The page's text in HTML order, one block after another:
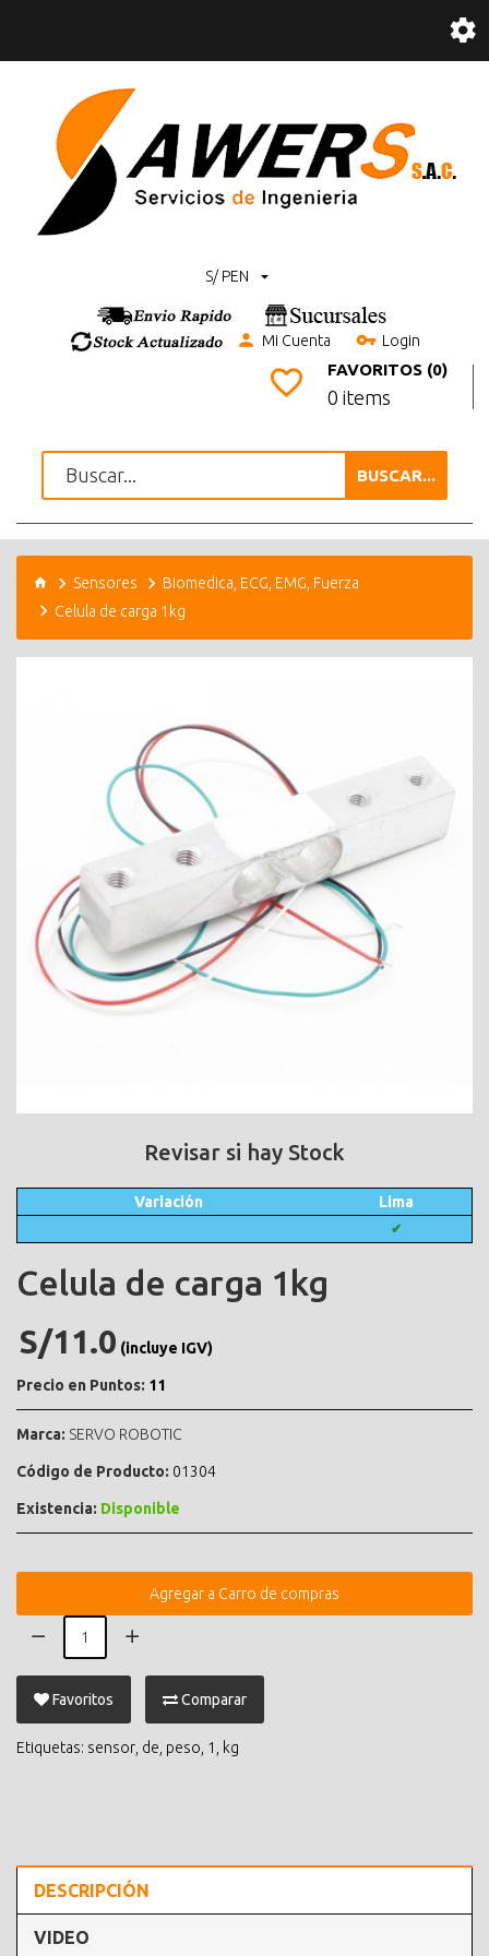
S/ PEN
Mi Cuenta Login
FAVORITOS (0)
0 items
BUSCAR...
Sensores
Biomedica, ECG, EMG, Fuerza
Celula de carga 1kg
Revisar si hay Stock
Variación Lima
✔
Celula de carga 1kg
S/11.0 (incluye IGV)
Precio en Puntos: 11
Marca: SERVO ROBOTIC
Código de Producto: 01304
Existencia: Disponible
Agregar a Carro de compras
Favoritos Comparar
Etiquetas: sensor de peso 1 kg
DESCRIPCIÓN
VIDEO